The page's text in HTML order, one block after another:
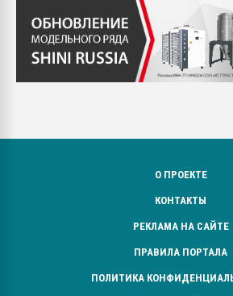
О ПРОЕКТЕ
КОНТАКТЫ
РЕКЛАМА НА САЙТЕ
ПРАВИЛА ПОРТАЛА
ПОЛИТИКА